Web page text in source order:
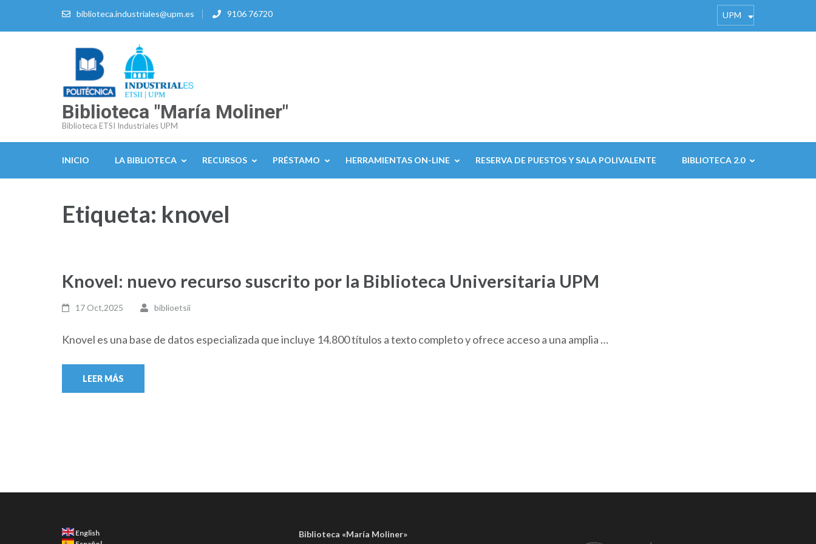
biblioteca.industriales@upm.es 9106 76720 UPM
Biblioteca "María Moliner"
Biblioteca ETSI Industriales UPM
INICIO LA BIBLIOTECA RECURSOS PRÉSTAMO HERRAMIENTAS ON-LINE RESERVA DE PUESTOS Y SALA POLIVALENTE BIBLIOTECA 2.0
Etiqueta: knovel
Knovel: nuevo recurso suscrito por la Biblioteca Universitaria UPM
17 Oct,2025 biblioetsii
Knovel es una base de datos especializada que incluye 14.800 títulos a texto completo y ofrece acceso a una amplia …
LEER MÁS
English
Biblioteca «María Moliner»